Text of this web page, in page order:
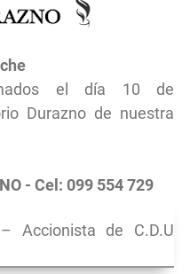
el día 10 de
Durazno de nuestra
- Cel: 099 554 729
– Accionista de C.D.U